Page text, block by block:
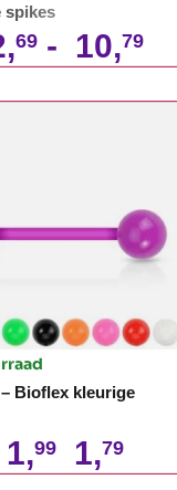
spikes
69 - 10,79
Bioflex kleurige
1,99 1,79